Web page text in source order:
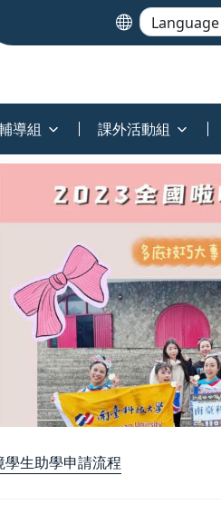
導組 課外活動組
學生助學申請流程